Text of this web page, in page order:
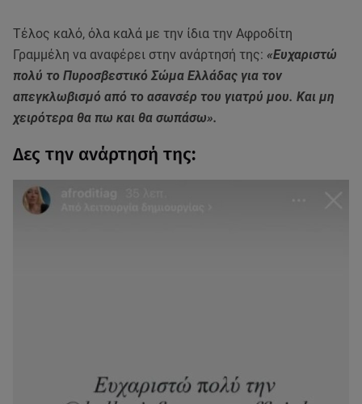
Τέλος καλό, όλα καλά με την ίδια την Αφροδίτη
Γραμμέλη να αναφέρει στην ανάρτησή της: «Ευχαριστώ
πολύ το Πυροσβεστικό Σώμα Ελλάδας για τον
απεγκλωβισμό από το ασανσέρ του γιατρύ μου. Και μη
χειρότερα θα πω και θα σωπάσω».
Δες την ανάρτησή της: